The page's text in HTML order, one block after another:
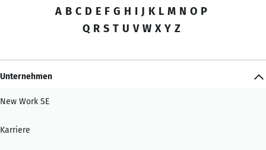
A B C D E F G H I J K L M N O P
Q R S T U V W X Y Z
Unternehmen
New Work SE
Karriere